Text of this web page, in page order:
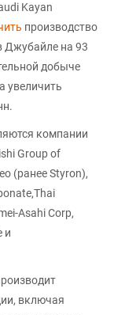
Kayan
производство
Джубайле на 93
добыче
увеличить
компании
Group of
(ранее Styron),
Asahi Corp,
и
включая